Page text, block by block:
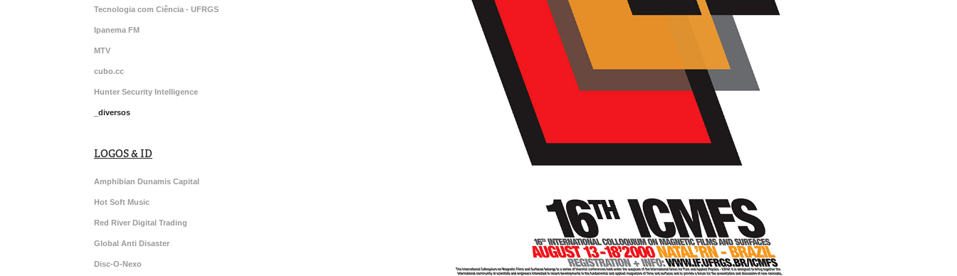
Tecnologia com Ciência - UFRGS
Ipanema FM
MTV
cubo.cc
Hunter Security Intelligence
_diversos
LOGOS & ID
Amphibian Dunamis Capital
Hot Soft Music
Red River Digital Trading
Global Anti Disaster
Disc-O-Nexo